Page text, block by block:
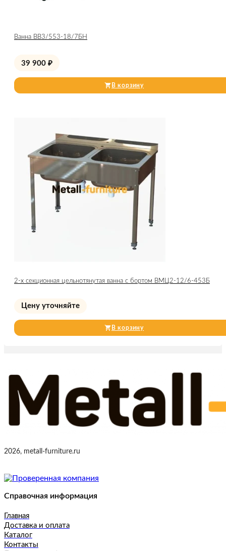
Ванна ВВ3/553-18/7БН
39 900 ₽
В корзину
2-х секционная цельнотянутая ванна с бортом ВМЦ2-12/6-453Б
Цену уточняйте
В корзину
2026, metall-furniture.ru
Справочная информация
Главная
Доставка и оплата
Каталог
Контакты